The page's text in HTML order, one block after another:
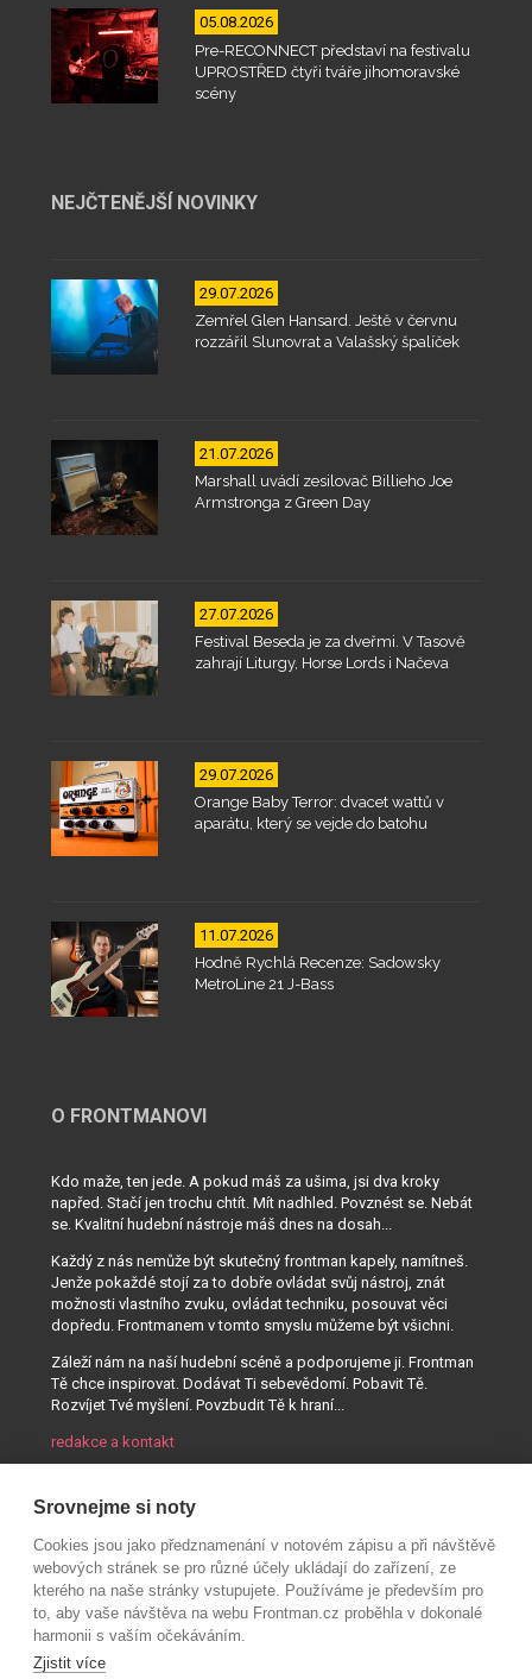
05.08.2026
Pre-RECONNECT představí na festivalu
UPROSTŘED čtyři tváře jihomoravské
scény
NEJČTENĚJŠÍ NOVINKY
29.07.2026
Zemřel Glen Hansard. Ještě v červnu
rozzářil Slunovrat a Valašský špalíček
21.07.2026
Marshall uvádí zesilovač Billieho Joe
Armstronga z Green Day
27.07.2026
Festival Beseda je za dveřmi. V Tasově
zahrají Liturgy, Horse Lords i Načeva
29.07.2026
Orange Baby Terror: dvacet wattů v
aparátu, který se vejde do batohu
11.07.2026
Hodně Rychlá Recenze: Sadowsky
MetroLine 21 J-Bass
O FRONTMANOVI
Kdo maže, ten jede. A pokud máš za ušima, jsi dva kroky
napřed. Stačí jen trochu chtít. Mít nadhled. Povznést se. Nebát
se. Kvalitní hudební nástroje máš dnes na dosah...
Každý z nás nemůže být skutečný frontman kapely, namítneš.
Jenže pokaždé stojí za to dobře ovládat svůj nástroj, znát
možnosti vlastního zvuku, ovládat techniku, posouvat věci
dopředu. Frontmanem v tomto smyslu můžeme být všichni.
Záleží nám na naší hudební scéně a podporujeme ji. Frontman
Tě chce inspirovat. Dodávat Ti sebevědomí. Pobavit Tě.
Rozvíjet Tvé myšlení. Povzbudit Tě k hraní...
redakce a kontakt
Srovnejme si noty
Cookies jsou jako předznamenání v notovém zápisu a při návštěvě
webových stránek se pro různé účely ukládají do zařízení, ze
kterého na naše stránky vstupujete. Používáme je především pro
to, aby vaše návštěva na webu Frontman.cz proběhla v dokonalé
harmonii s vaším očekáváním.
Zjistit více